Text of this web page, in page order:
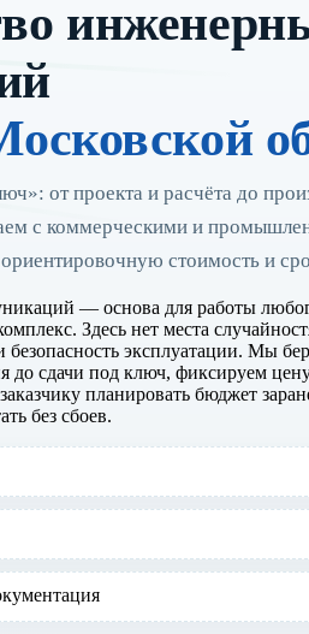
от проекта и расчёта до
с коммерческими и
стоимость и
— основа для работы
Здесь нет места
безопасность эксплуатации. Мы
сдачи под ключ, фиксируем
планировать бюджет
без сбоев.